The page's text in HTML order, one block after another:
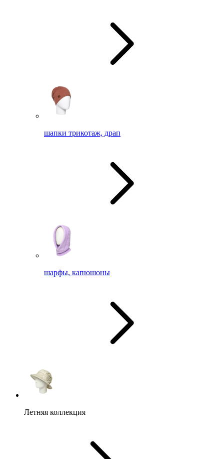
шапки трикотаж, драп
шарфы, капюшоны
Летняя коллекция